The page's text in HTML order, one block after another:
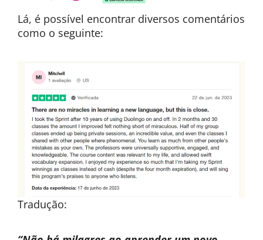
Lá, é possível encontrar diversos comentários
como o seguinte:
Tradução: